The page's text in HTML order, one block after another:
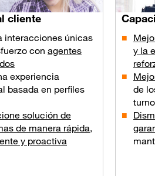
cliente
interacciones únicas
con agentes
experiencia
basada en perfiles
solución de
de manera rápida,
y proactiva
y la
de